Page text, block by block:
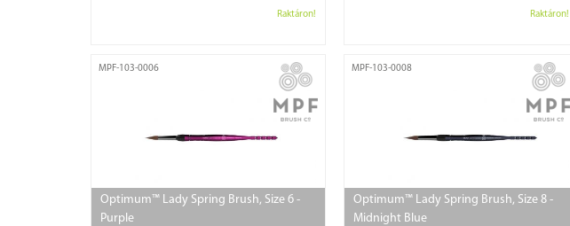
Raktáron! Raktáron!
MPF-103-0006
Optimum™ Lady Spring Brush, Size 6 -
Purple
MPF-103-0008
Optimum™ Lady Spring Brush, Size 8 -
Midnight Blue